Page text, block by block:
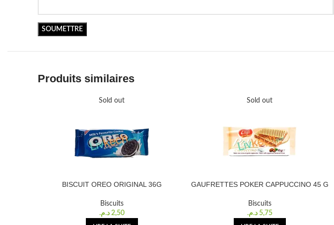
Produits similaires
Sold out
BISCUIT OREO ORIGINAL 36G
Biscuits
2,50 د.م.
Sold out
GAUFRETTES POKER CAPPUCCINO 45 G
Biscuits
5,75 د.م.